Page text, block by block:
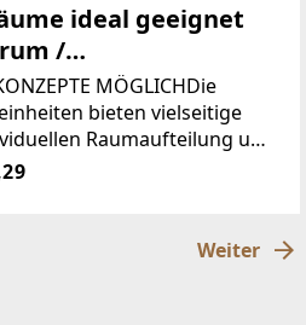
ideal geeignet
/
MÖGLICHDie
bieten vielseitige
Raumaufteilung und
medizinische
werden. Ob
Weiter